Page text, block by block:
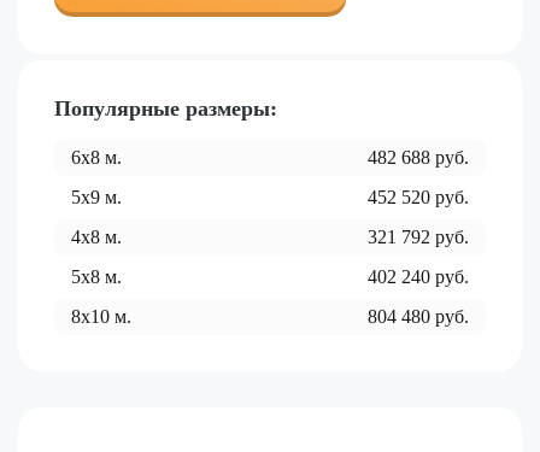
Популярные размеры:
6x8 м. 482 688 руб.
5x9 м. 452 520 руб.
4x8 м. 321 792 руб.
5x8 м. 402 240 руб.
8x10 м. 804 480 руб.